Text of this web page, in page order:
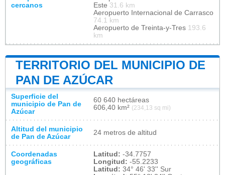
cercanos
Este 31.6 km
Aeropuerto Internacional de Carrasco
74.1 km
Aeropuerto de Treinta-y-Tres 193.6
km
TERRITORIO DEL MUNICIPIO DE
PAN DE AZÚCAR
Superficie del
municipio de Pan de
Azúcar
60 640 hectáreas
606,40 km² (234,13 sq mi)
Altitud del municipio
de Pan de Azúcar
24 metros de altitud
Coordenadas
geográficas
Latitud: -34.7757
Longitud: -55.2233
Latitud: 34° 46' 33'' Sur